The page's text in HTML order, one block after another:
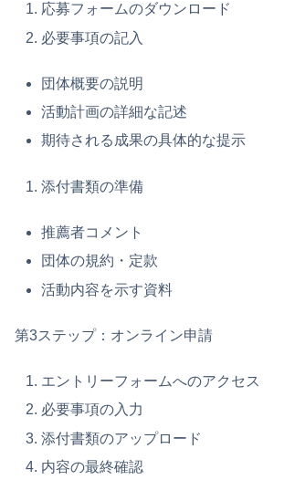
応募フォームのダウンロード
必要事項の記入
団体概要の説明
活動計画の詳細な記述
期待される成果の具体的な提示
添付書類の準備
推薦者コメント
団体の規約・定款
活動内容を示す資料
第3ステップ：オンライン申請
エントリーフォームへのアクセス
必要事項の入力
添付書類のアップロード
内容の最終確認